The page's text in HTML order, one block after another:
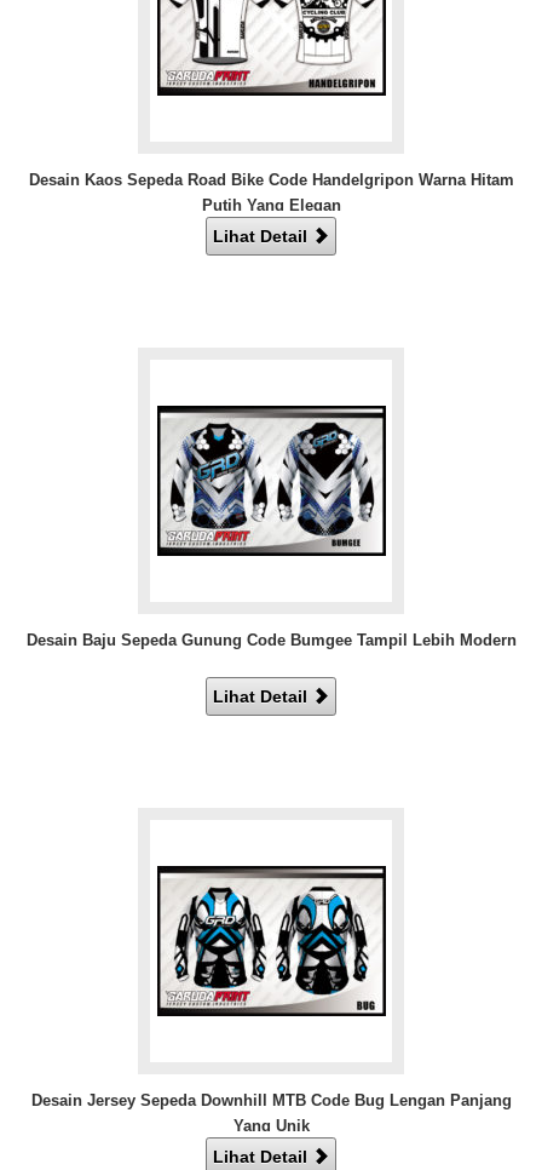
Desain Kaos Sepeda Road Bike Code Handelgripon Warna Hitam
Putih Yang Elegan
Lihat Detail
Desain Baju Sepeda Gunung Code Bumgee Tampil Lebih Modern
Lihat Detail
Desain Jersey Sepeda Downhill MTB Code Bug Lengan Panjang
Yang Unik
Lihat Detail